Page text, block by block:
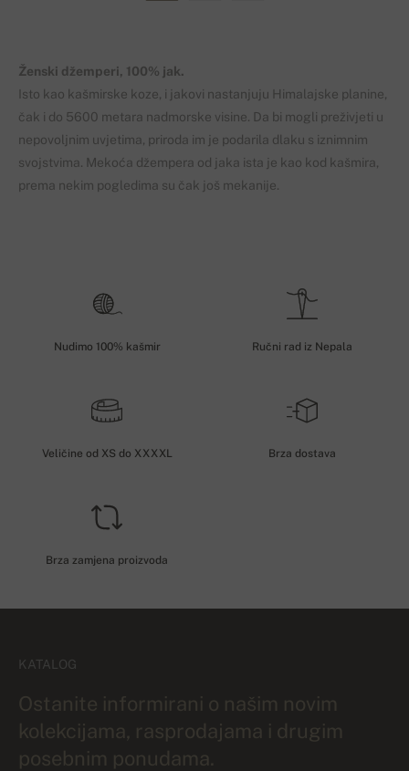
Ženski džemperi, 100% jak.
Isto kao kašmirske koze, i jakovi nastanjuju Himalajske planine,
čak i do 5600 metara nadmorske visine. Da bi mogli preživjeti u
nepovoljnim uvjetima, priroda im je podarila dlaku s iznimnim
svojstvima. Mekoća džempera od jaka ista je kao kod kašmira,
prema nekim pogledima su čak još mekanije.
Nudimo 100% kašmir Ručni rad iz Nepala
Veličine od XS do XXXXL Brza dostava
Brza zamjena proizvoda
KATALOG
Ostanite informirani o našim novim
kolekcijama, rasprodajama i drugim
posebnim ponudama.